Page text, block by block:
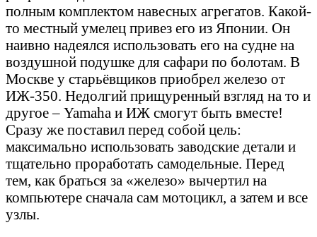
полным комплектом навесных агрегатов. Какой-
то местный умелец привез его из Японии. Он
наивно надеялся использовать его на судне на
воздушной подушке для сафари по болотам. В
Москве у старьёвщиков приобрел железо от
ИЖ-350. Недолгий прищуренный взгляд на то и
другое – Yamaha и ИЖ смогут быть вместе!
Сразу же поставил перед собой цель:
максимально использовать заводские детали и
тщательно проработать самодельные. Перед
тем, как браться за «железо» вычертил на
компьютере сначала сам мотоцикл, а затем и все
узлы.